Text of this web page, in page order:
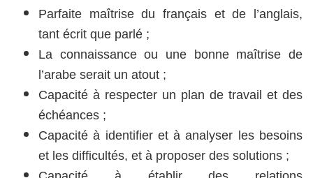
Parfaite maîtrise du français et de l’anglais,
tant écrit que parlé ;
La connaissance ou une bonne maîtrise de
l’arabe serait un atout ;
Capacité à respecter un plan de travail et des
échéances ;
Capacité à identifier et à analyser les besoins
et les difficultés, et à proposer des solutions ;